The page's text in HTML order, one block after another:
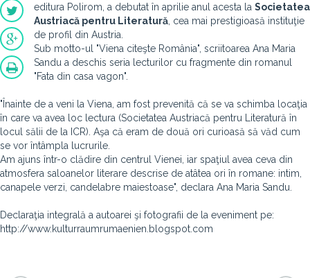
editura Polirom, a debutat în aprilie anul acesta la Societatea
Austriacă pentru Literatură , cea mai prestigioasă instituţie
de profil din Austria.
Sub motto-ul "Viena citeşte România", scriitoarea Ana Maria
Sandu a deschis seria lecturilor cu fragmente din romanul
"Fata din casa vagon".
"Înainte de a veni la Viena, am fost prevenită că se va schimba locaţia
în care va avea loc lectura (Societatea Austriacă pentru Literatură în
locul sălii de la ICR). Aşa că eram de două ori curioasă să văd cum
se vor întâmpla lucrurile.
Am ajuns într-o clădire din centrul Vienei, iar spaţiul avea ceva din
atmosfera saloanelor literare descrise de atâtea ori în romane: intim,
canapele verzi, candelabre maiestoase", declara Ana Maria Sandu.
Declaraţia integrală a autoarei şi fotografii de la eveniment pe:
http://www.kulturraumrumaenien.blogspot.com